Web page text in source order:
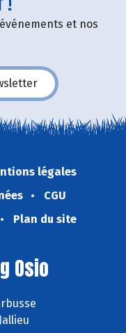
et nos
légales
CGU
Plan du site
Osio